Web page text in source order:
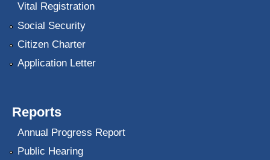
Vital Registration
Social Security
Citizen Charter
Application Letter
Reports
Annual Progress Report
Public Hearing